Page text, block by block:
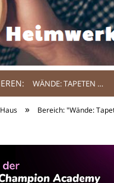
Der
WÄNDE: TAPETEN + BILDER
Haus » Bereich: "Wände: